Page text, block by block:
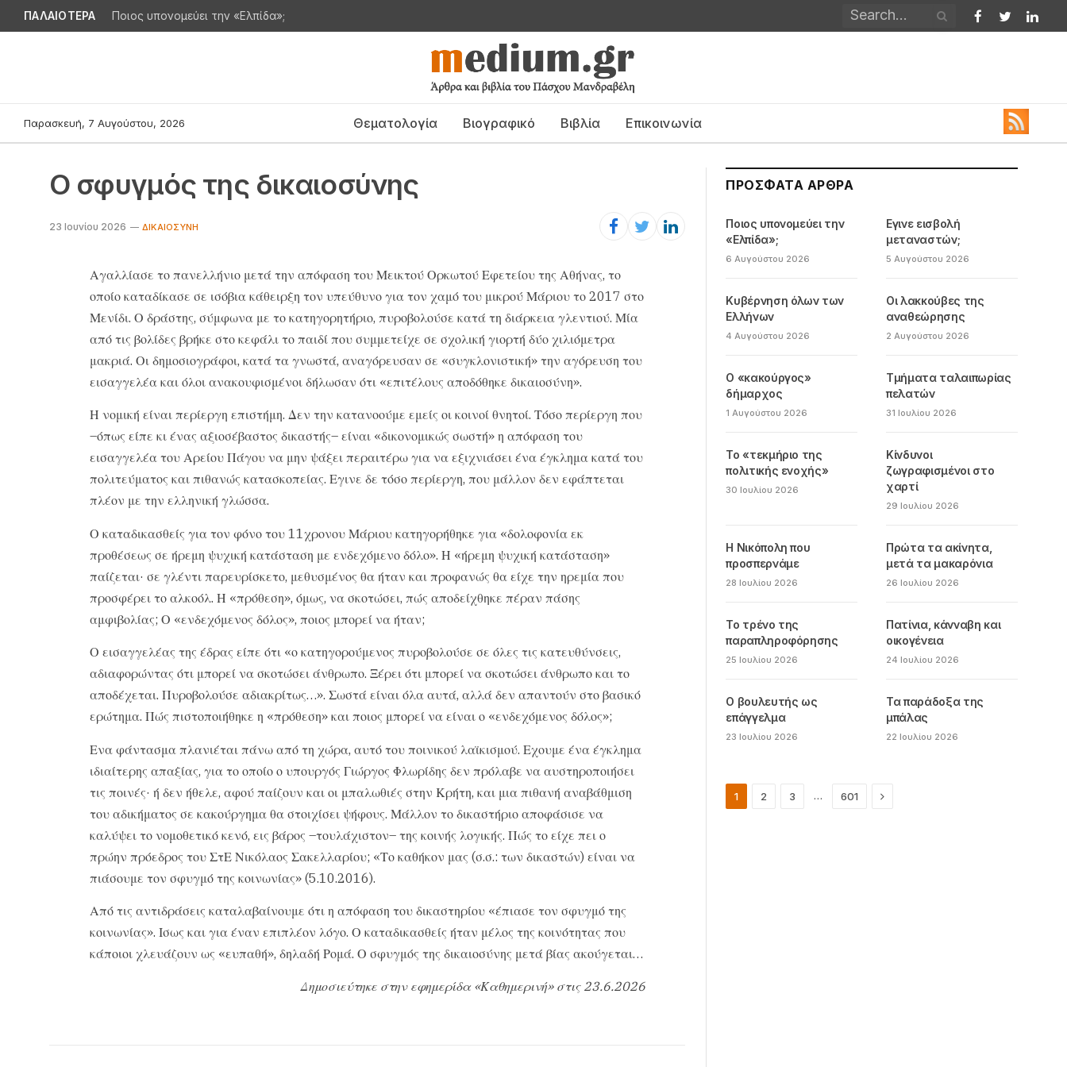
ΠΑΛΑΙΟΤΕΡΑ Ποιος υπονομεύει την «Ελπίδα»;
Facebook
Twitter
Παρασκευή, 7 Αυγούστου, 2026 Θεματολογία Βιογραφικό Βιβλία Επικοινωνία
Ο σφυγμός της δικαιοσύνης
23 Ιουνίου 2026 ΔΙΚΑΙΟΣΎΝΗ
Αγαλλίασε το πανελλήνιο μετά την απόφαση του Μεικτού Ορκωτού Εφετείου της Αθήνας, το
οποίο καταδίκασε σε ισόβια κάθειρξη τον υπεύθυνο για τον χαμό του μικρού Μάριου το 2017 στο
Μενίδι. Ο δράστης, σύμφωνα με το κατηγορητήριο, πυροβολούσε κατά τη διάρκεια γλεντιού. Μία
από τις βολίδες βρήκε στο κεφάλι το παιδί που συμμετείχε σε σχολική γιορτή δύο χιλιόμετρα
μακριά. Οι δημοσιογράφοι, κατά τα γνωστά, αναγόρευσαν σε «συγκλονιστική» την αγόρευση του
εισαγγελέα και όλοι ανακουφισμένοι δήλωσαν ότι «επιτέλους αποδόθηκε δικαιοσύνη».
Η νομική είναι περίεργη επιστήμη. Δεν την κατανοούμε εμείς οι κοινοί θνητοί. Τόσο περίεργη που
–όπως είπε κι ένας αξιοσέβαστος δικαστής– είναι «δικονομικώς σωστή» η απόφαση του
εισαγγελέα του Αρείου Πάγου να μην ψάξει περαιτέρω για να εξιχνιάσει ένα έγκλημα κατά του
πολιτεύματος και πιθανώς κατασκοπείας. Εγινε δε τόσο περίεργη, που μάλλον δεν εφάπτεται
πλέον με την ελληνική γλώσσα.
Ο καταδικασθείς για τον φόνο του 11χρονου Μάριου κατηγορήθηκε για «δολοφονία εκ
προθέσεως σε ήρεμη ψυχική κατάσταση με ενδεχόμενο δόλο». Η «ήρεμη ψυχική κατάσταση»
παίζεται· σε γλέντι παρευρίσκετο, μεθυσμένος θα ήταν και προφανώς θα είχε την ηρεμία που
προσφέρει το αλκοόλ. Η «πρόθεση», όμως, να σκοτώσει, πώς αποδείχθηκε πέραν πάσης
αμφιβολίας; Ο «ενδεχόμενος δόλος», ποιος μπορεί να ήταν;
Ο εισαγγελέας της έδρας είπε ότι «ο κατηγορούμενος πυροβολούσε σε όλες τις κατευθύνσεις,
αδιαφορώντας ότι μπορεί να σκοτώσει άνθρωπο. Ξέρει ότι μπορεί να σκοτώσει άνθρωπο και το
αποδέχεται. Πυροβολούσε αδιακρίτως…». Σωστά είναι όλα αυτά, αλλά δεν απαντούν στο βασικό
ερώτημα. Πώς πιστοποιήθηκε η «πρόθεση» και ποιος μπορεί να είναι ο «ενδεχόμενος δόλος»;
Ενα φάντασμα πλανιέται πάνω από τη χώρα, αυτό του ποινικού λαϊκισμού. Εχουμε ένα έγκλημα
ιδιαίτερης απαξίας, για το οποίο ο υπουργός Γιώργος Φλωρίδης δεν πρόλαβε να αυστηροποιήσει
τις ποινές· ή δεν ήθελε, αφού παίζουν και οι μπαλωθιές στην Κρήτη, και μια πιθανή αναβάθμιση
του αδικήματος σε κακούργημα θα στοιχίσει ψήφους. Μάλλον το δικαστήριο αποφάσισε να
καλύψει το νομοθετικό κενό, εις βάρος –τουλάχιστον– της κοινής λογικής. Πώς το είχε πει ο
πρώην πρόεδρος του ΣτΕ Νικόλαος Σακελλαρίου; «Το καθήκον μας (σ.σ.: των δικαστών) είναι να
πιάσουμε τον σφυγμό της κοινωνίας» (5.10.2016).
Από τις αντιδράσεις καταλαβαίνουμε ότι η απόφαση του δικαστηρίου «έπιασε τον σφυγμό της
κοινωνίας». Ισως και για έναν επιπλέον λόγο. Ο καταδικασθείς ήταν μέλος της κοινότητας που
κάποιοι χλευάζουν ως «ευπαθή», δηλαδή Ρομά. Ο σφυγμός της δικαιοσύνης μετά βίας ακούγεται…
Δημοσιεύτηκε στην εφημερίδα «Καθημερινή» στις 23.6.2026
ΠΡΌΣΦΑΤΑ ΆΡΘΡΑ
Ποιος υπονομεύει την
«Ελπίδα»;
6 Αυγούστου 2026
Εγινε εισβολή
μεταναστών;
5 Αυγούστου 2026
Κυβέρνηση όλων των
Ελλήνων
4 Αυγούστου 2026
Οι λακκούβες της
αναθεώρησης
2 Αυγούστου 2026
Ο «κακούργος»
δήμαρχος
1 Αυγούστου 2026
Τμήματα ταλαιπωρίας
πελατών
31 Ιουλίου 2026
Το «τεκμήριο της
πολιτικής ενοχής»
30 Ιουλίου 2026
Κίνδυνοι
ζωγραφισμένοι στο
χαρτί
29 Ιουλίου 2026
Η Νικόπολη που
προσπερνάμε
28 Ιουλίου 2026
Πρώτα τα ακίνητα,
μετά τα μακαρόνια
26 Ιουλίου 2026
Το τρένο της
παραπληροφόρησης
25 Ιουλίου 2026
Πατίνια, κάνναβη και
οικογένεια
24 Ιουλίου 2026
Ο βουλευτής ως
επάγγελμα
23 Ιουλίου 2026
Τα παράδοξα της
μπάλας
22 Ιουλίου 2026
1 2 3 … 601 Next